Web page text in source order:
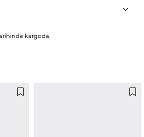
kargoda.